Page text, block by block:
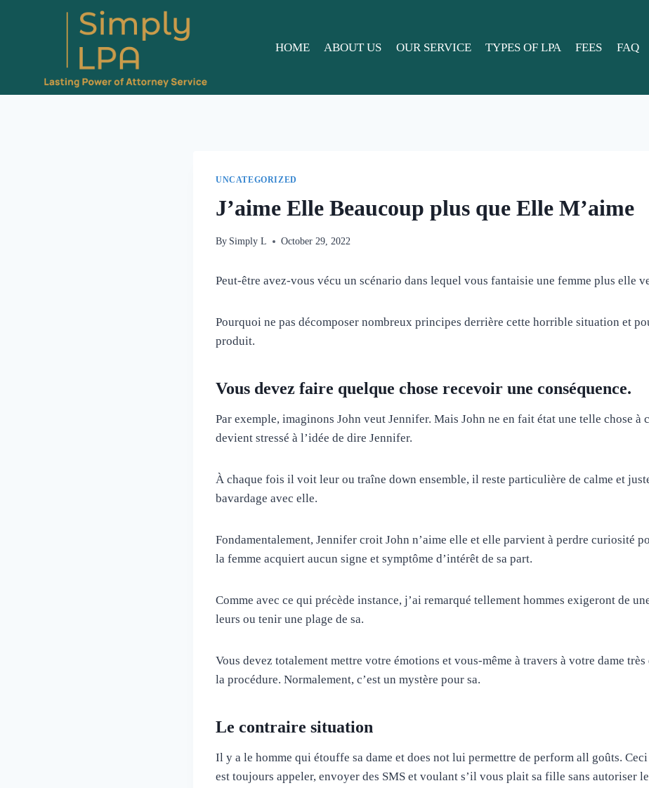
HOME ABOUT US OUR SERVICE TYPES OF LPA FEES FAQ
UNCATEGORIZED
J’aime Elle Beaucoup plus que Elle M’aime
By Simply L October 29, 2022
Peut-être avez-vous vécu un scénario dans lequel vous fantaisie une femme plus elle
Pourquoi ne pas décomposer nombreux principes derrière cette horrible situation et
produit.
Vous devez faire quelque chose recevoir une conséquence.
Par exemple, imaginons John veut Jennifer. Mais John ne en fait état une telle chose à
devient stressé à l’idée de dire Jennifer.
À chaque fois il voit leur ou traîne down ensemble, il reste particulière de calme et
bavardage avec elle.
Fondamentalement, Jennifer croit John n’aime elle et elle parvient à perdre curiosité
la femme acquiert aucun signe et symptôme d’intérêt de sa part.
Comme avec ce qui précède instance, j’ai remarqué tellement hommes exigeront de
leurs ou tenir une plage de sa.
Vous devez totalement mettre votre émotions et vous-même à travers à votre dame
la procédure. Normalement, c’est un mystère pour sa.
Le contraire situation
Il y a le homme qui étouffe sa dame et does not lui permettre de perform all goûts.
est toujours appeler, envoyer des SMS et voulant s’il vous plait sa fille sans autoriser